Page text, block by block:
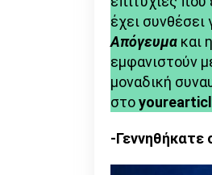
έχει συνθέσει
Απόγευμα και η
εμφανιστούν
μοναδική
στο
-